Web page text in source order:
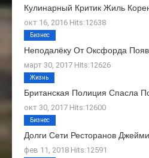
Кулинарный Критик Жиль
окт 16, 2016 Hits:12638
Неподалёку От Оксфорда
март 30, 2017 Hits:12626
Бизнес
Британская Полиция Спасла
окт 30, 2017 Hits:12600
Жизнь
Долги Сети Ресторанов
фев 11, 2018 Hits:12591
Бизнес